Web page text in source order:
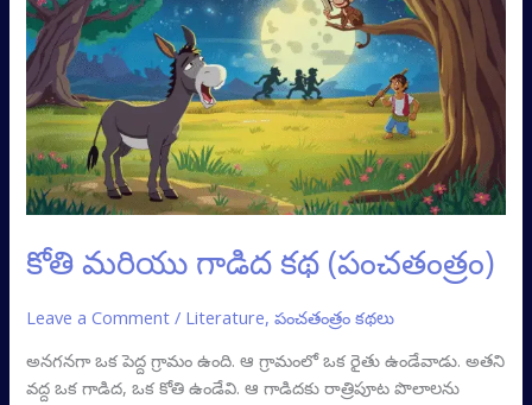
కోతి మరియు గాడిద కథ (పంచతంత్రం)
Leave a Comment / Literature,పంచతంత్రం కథలు
అనగనగా ఒక పెద్ద గ్రామం ఉంది. ఆ గ్రామంలో ఒక రైతు ఉండేవాడు. అతని
వద్ద ఒక గాడిద, ఒక కోతి ఉండేవి. ఆ గాడిదకు రాత్రిపూట పొలాలను
గాడిద
కథ
(పంచతంత్రం)